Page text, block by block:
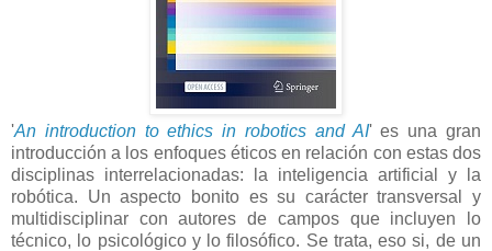
'An introduction to ethics in robotics and AI' es una gran
introducción a los enfoques éticos en relación con estas dos
disciplinas interrelacionadas: la inteligencia artificial y la
robótica. Un aspecto bonito es su carácter transversal y
multidisciplinar con autores de campos que incluyen lo
técnico, lo psicológico y lo filosófico. Se trata, eso si, de un